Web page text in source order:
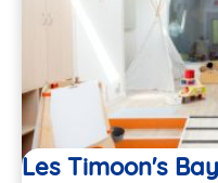
Les Timoon's